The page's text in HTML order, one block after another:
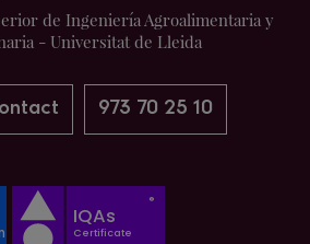
de Ingeniería Agroalimentaria y
- Universitat de Lleida
973 70 25 10